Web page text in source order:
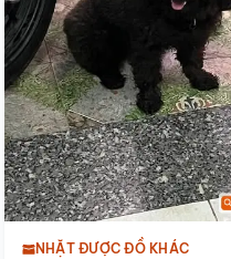
NHẶT ĐƯỢC ĐỒ KHÁC